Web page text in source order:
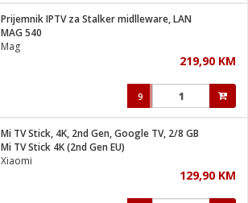
Prijemnik IPTV za Stalker midlleware, LAN
MAG 540
Mag
219,90 KM
9
Mi TV Stick, 4K, 2nd Gen, Google TV, 2/8 GB
Mi TV Stick 4K (2nd Gen EU)
Xiaomi
129,90 KM